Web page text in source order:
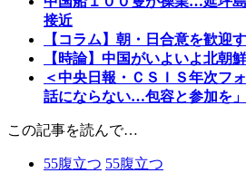
接近
【コラム】朝・日合意を歓迎
【時論】中国がいよいよ北朝
＜中央日報・ＣＳＩＳ年次フ
話にならない…包容と参加を」
この記事を読んで…
55腹立つ 55腹立つ